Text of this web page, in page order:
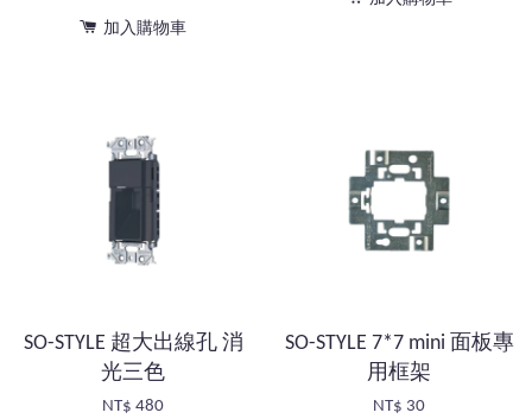
加入購物車
SO-STYLE 超大出線孔 消
光三色
NT$ 480
SO-STYLE 7*7 mini 面板專
用框架
NT$ 30